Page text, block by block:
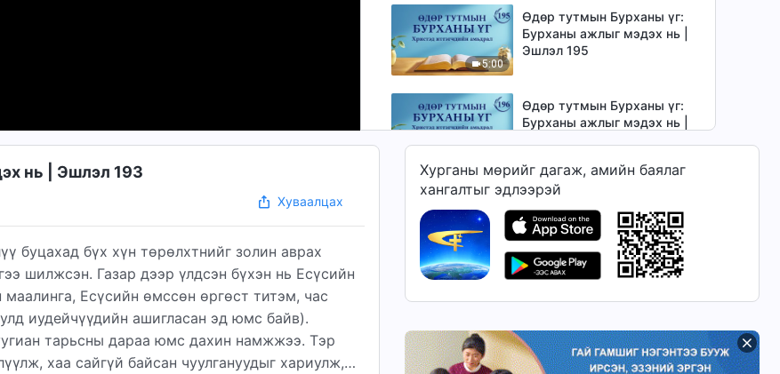
5:00
Өдөр тутмын Бурханы үг:
Бурханы ажлыг мэдэх нь |
Эшлэл 195
Өдөр тутмын Бурханы үг:
Бурханы ажлыг мэдэх нь |
15:13
Өдөр тутмын Бурханы үг:
Бурханы ажлыг мэдэх нь |
Эшлэл 197
7:16
Өдөр тутмын Бурханы үг:
Бурханы ажлыг мэдэх нь |
Өдөр тутмын Бурханы үг:
нь | Эшлэл 193
Хуваалцах
буцахад бүх хүн төрөлхтнийг золин аврах
шилжсэн. Газар дээр үлдсэн бүхэн нь Есүсийн
Есүсийн өмссөн өргөст титэм, час
иудейчүүдийн ашигласан эд юмс байв).
тарьсны дараа юмс дахин намжжээ. Тэр
хаа сайгүй байсан чуулгануудыг хариулж,
Хурганы мөрийг дагаж, амийн баялаг
хангалтыг эдлээрэй